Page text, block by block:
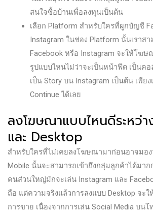
สนใจซื้อบ้านเพื่อลงทุนเป็นต้น
เลือก Platform สำหรับใครที่ผูกบัญชี
Instagram ในช่อง Platform นั้นเราส
Facebook หรือ Instagram จะให้โฆษ
รูปแบบไหนไม่ว่าจะเป็นหน้าฟีด เป็นค
เป็น Story บน Instagram เป็นต้น เพีย
Continue ได้เลย
ลงโฆษณาแบบไหนดีระหว่
และ Desktop
สำหรับใครที่ไม่เคยลงโฆษณามาก่อนอาจมอ
Mobile นั้นจะสามารถเข้าถึงกลุ่มลูกค้าได้มา
คนส่วนใหญ่มักจะเล่น Instagram และ
ถือ แต่ความจริงแล้วการลงแบบ Desktop จะ
การขาย เนื่องจากการเล่น Social Media บน